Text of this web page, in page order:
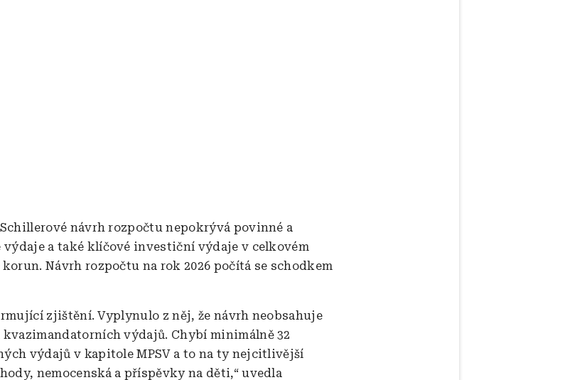
návrh rozpočtu nepokrývá povinné a
výdaje a také klíčové investiční výdaje v celkovém
Návrh rozpočtu na rok 2026 počítá se schodkem
zjištění. Vyplynulo z něj, že návrh neobsahuje
výdajů. Chybí minimálně 32
výdajů v kapitole MPSV a to na ty nejcitlivější
nemocenská a příspěvky na děti,“ uvedla